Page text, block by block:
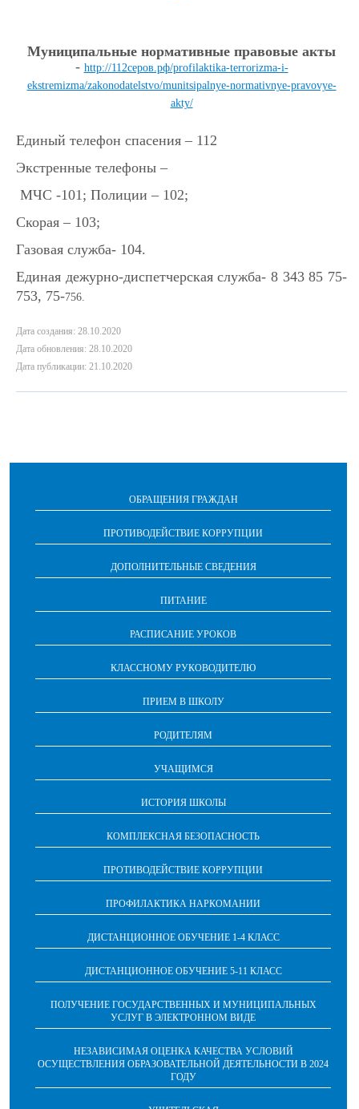
Муниципальные нормативные правовые акты
- http://112серов.рф/profilaktika-terrorizma-i-
ekstremizma/zakonodatelstvo/munitsipalnye-normativnye-pravovye-
akty/
Единый телефон спасения – 112
Экстренные телефоны –
МЧС -101; Полиции – 102;
Скорая – 103;
Газовая служба- 104.
Единая дежурно-диспетчерская служба- 8 343 85 75-
753, 75-756.
Дата создания: 28.10.2020
Дата обновления: 28.10.2020
Дата публикации: 21.10.2020
ОБРАЩЕНИЯ ГРАЖДАН
ПРОТИВОДЕЙСТВИЕ КОРРУПЦИИ
ДОПОЛНИТЕЛЬНЫЕ СВЕДЕНИЯ
ПИТАНИЕ
РАСПИСАНИЕ УРОКОВ
КЛАССНОМУ РУКОВОДИТЕЛЮ
ПРИЕМ В ШКОЛУ
РОДИТЕЛЯМ
УЧАЩИМСЯ
ИСТОРИЯ ШКОЛЫ
КОМПЛЕКСНАЯ БЕЗОПАСНОСТЬ
ПРОТИВОДЕЙСТВИЕ КОРРУПЦИИ
ПРОФИЛАКТИКА НАРКОМАНИИ
ДИСТАНЦИОННОЕ ОБУЧЕНИЕ 1-4 КЛАСС
ДИСТАНЦИОННОЕ ОБУЧЕНИЕ 5-11 КЛАСС
ПОЛУЧЕНИЕ ГОСУДАРСТВЕННЫХ И МУНИЦИПАЛЬНЫХ
УСЛУГ В ЭЛЕКТРОННОМ ВИДЕ
НЕЗАВИСИМАЯ ОЦЕНКА КАЧЕСТВА УСЛОВИЙ
ОСУЩЕСТВЛЕНИЯ ОБРАЗОВАТЕЛЬНОЙ ДЕЯТЕЛЬНОСТИ В 2024
ГОДУ